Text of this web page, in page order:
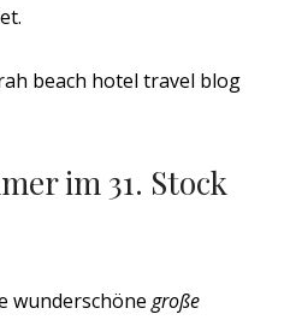
im 31. Stock
wunderschöne große